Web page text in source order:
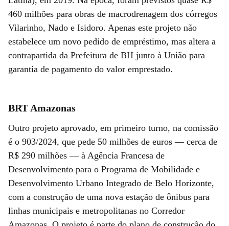
460 milhões para obras de macrodrenagem dos córregos
Vilarinho, Nado e Isidoro. Apenas este projeto não
estabelece um novo pedido de empréstimo, mas altera a
contrapartida da Prefeitura de BH junto à União para
garantia de pagamento do valor emprestado.
BRT Amazonas
Outro projeto aprovado, em primeiro turno, na comissão
é o 903/2024, que pede 50 milhões de euros — cerca de
R$ 290 milhões — à Agência Francesa de
Desenvolvimento para o Programa de Mobilidade e
Desenvolvimento Urbano Integrado de Belo Horizonte,
com a construção de uma nova estação de ônibus para
linhas municipais e metropolitanas no Corredor